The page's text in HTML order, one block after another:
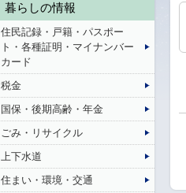
暮らしの情報
住民記録・戸籍・パスポー
ト・各種証明・マイナンバー
カード
税金
国保・後期高齢・年金
ごみ・リサイクル
上下水道
住まい・環境・交通